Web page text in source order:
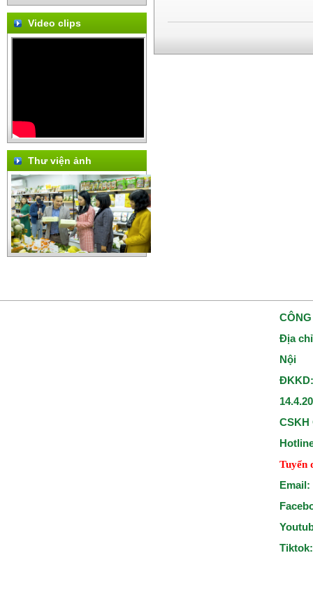
Video clips
Thư viện ảnh
Địa
Nội
CSKH
Tuyển
Email: